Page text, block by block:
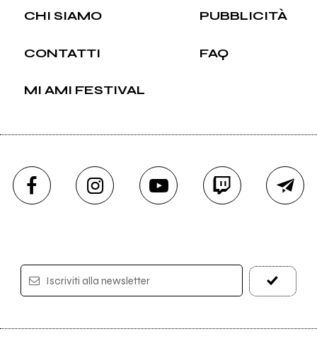
CHI SIAMO PUBBLICITÀ
CONTATTI FAQ
MI AMI FESTIVAL
Iscriviti alla newsletter